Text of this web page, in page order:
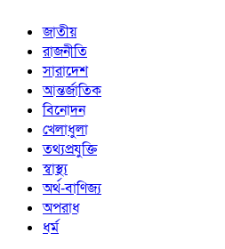
জাতীয়
রাজনীতি
সারাদেশ
আন্তর্জাতিক
বিনোদন
খেলাধুলা
তথ্যপ্রযুক্তি
স্বাস্থ্য
অর্থ-বাণিজ্য
অপরাধ
ধর্ম